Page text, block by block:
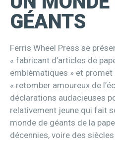
GÉANTS
Ferris Wheel Press se
« fabricant d’articles de
emblématiques » et
« retomber amoureux de
déclarations audacieuses
relativement jeune qui fait
monde de géants de la
décennies, voire des